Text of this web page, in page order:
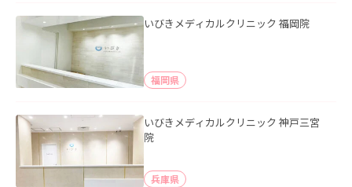
いびきメディカルクリニック 福岡院
福岡県
いびきメディカルクリニック 神戸三宮
院
兵庫県